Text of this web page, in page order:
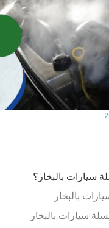
سيارات بالبخار؟
سيارات بالبخار